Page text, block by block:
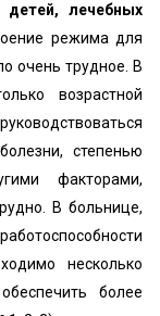
лечебных
режима для
очень трудное. В
возрастной
степенью
факторами,
В больнице,
несколько
более